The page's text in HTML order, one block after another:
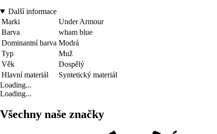
Další informace
Marki
Under Armour
Barva
wham blue
Dominantní barva Modrá
Typ
Muž
Věk
Dospělý
Hlavní materiál
Syntetický materiál
Loading...
Loading...
Všechny naše značky